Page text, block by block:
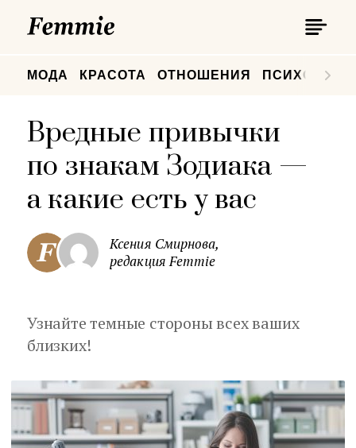
МОДА КРАСОТА ОТНОШЕНИЯ
Вредные привычки
по знакам Зодиака —
а какие есть у вас
Ксения Смирнова,
редакция Femmie
Узнайте темные стороны всех ваших
близких!